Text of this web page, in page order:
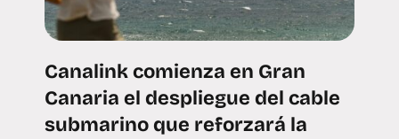
Canalink comienza en Gran
Canaria el despliegue del cable
submarino que reforzará la